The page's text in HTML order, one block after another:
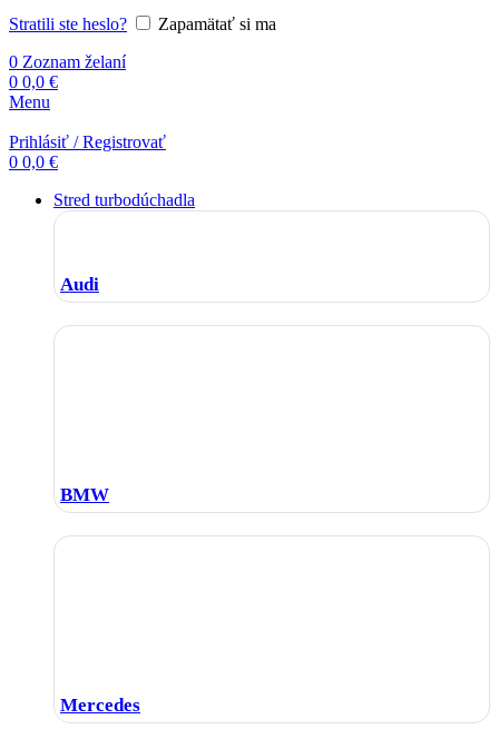
Stratili ste heslo?
Zapamätať si ma
0 Zoznam želaní
0 0,0 €
Menu
Prihlásiť / Registrovať
0 0,0 €
Stred turbodúchadla
Audi
BMW
Mercedes